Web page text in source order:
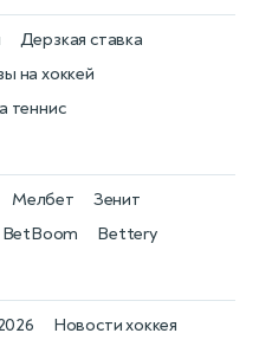
на хоккей
теннис
Дерзкая ставка
BetBoom
Мелбет
Bettery
Зенит
Новости хоккея